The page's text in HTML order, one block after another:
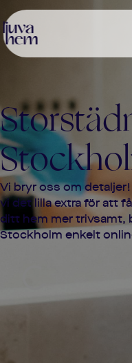
Vi bryr oss om
vi det lilla extra för att
ditt hem mer trivsamt,
Stockholm enkelt